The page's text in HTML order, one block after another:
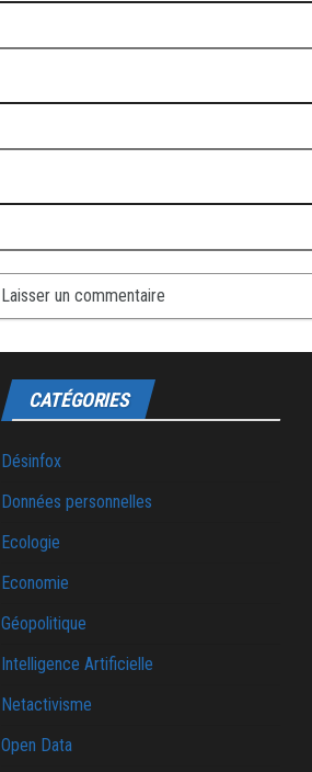
CATÉGORIES
Désinfox
Données personnelles
Ecologie
Economie
Géopolitique
Intelligence Artificielle
Netactivisme
Open Data